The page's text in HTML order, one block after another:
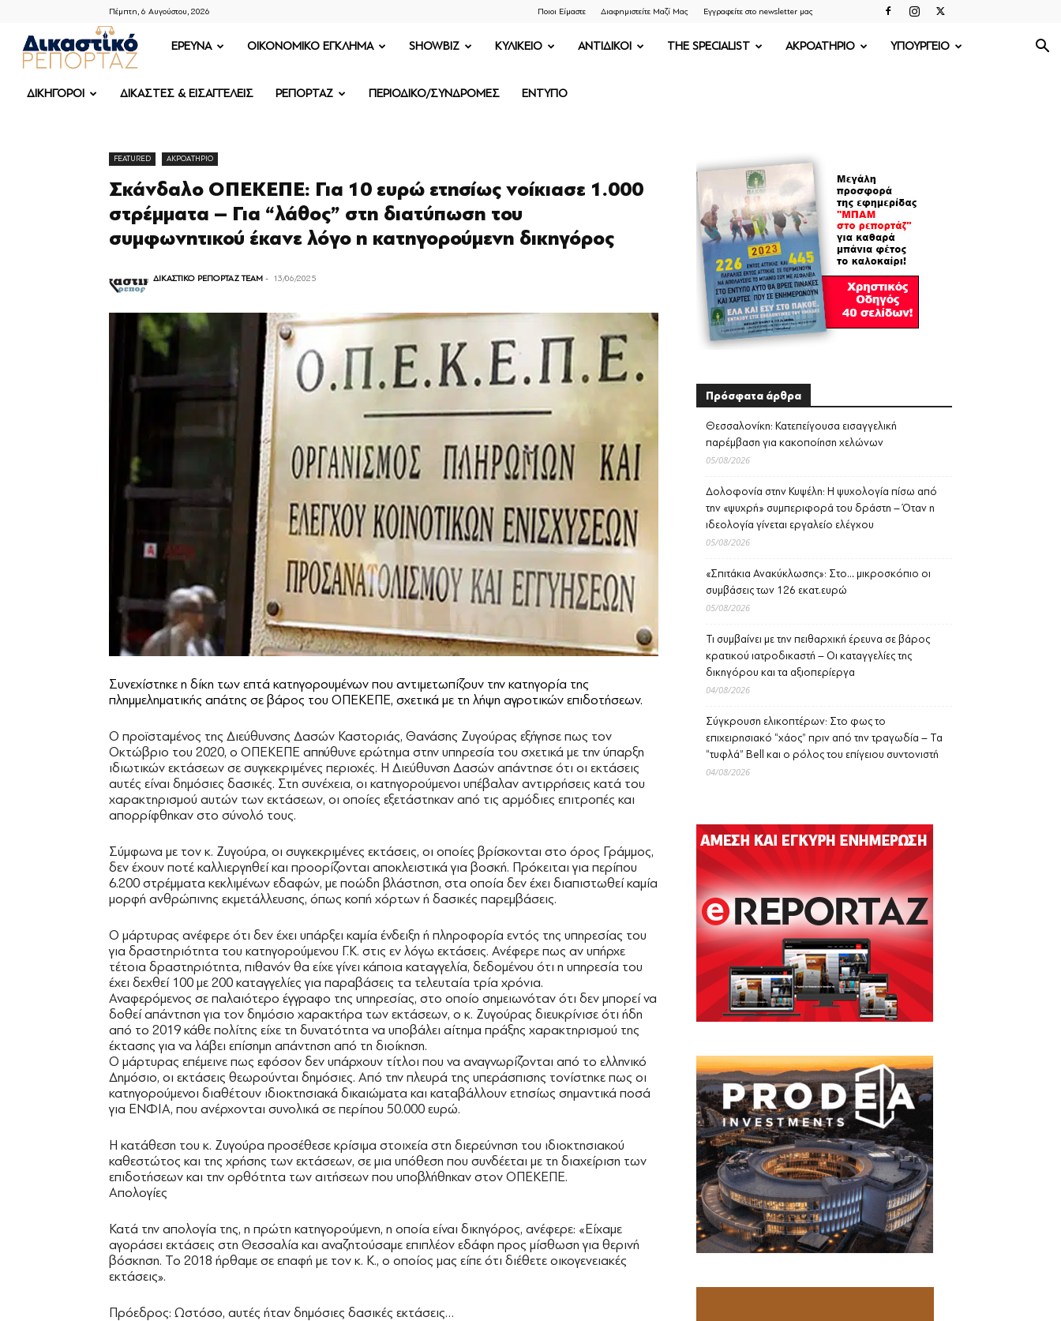
Πέμπτη, 6 Αυγούστου, 2026 Ποιοι Είμαστε Διαφημιστείτε Μαζί Μας Εγγραφείτε στο newsletter μας
ΔΙΚΑΣΤΙΚΟ
ΡΕΠΟΡΤΑΖ
ΕΡΕΥΝΑ OIKONOMIKO ΕΓΚΛΗΜΑ SHOWBIZ ΚΥΛΙΚΕΙΟ ΑΝΤΙΔΙΚΟΙ THE SPECIALIST ΑΚΡΟΑΤΗΡΙΟ ΥΠΟΥΡΓΕΙΟ
ΔΙΚΗΓΟΡΟΙ ΔΙΚΑΣΤΕΣ & ΕΙΣΑΓΓΕΛΕΙΣ ΡΕΠΟΡΤΑΖ ΠΕΡΙΟΔΙΚΟ/ΣΥΝΔΡΟΜΕΣ ΕΝΤΥΠΟ
FEATURED ΑΚΡΟΑΤΗΡΙΟ
Σκάνδαλο ΟΠΕΚΕΠΕ: Για 10 ευρώ ετησίως νοίκιασε 1.000
στρέμματα – Για “λάθος” στη διατύπωση του
συμφωνητικού έκανε λόγο η κατηγορούμενη δικηγόρος
ΔΙΚΑΣΤΙΚΟ ΡΕΠΟΡΤΑΖ TEAM - 13/06/2025
Συνεχίστηκε η δίκη των επτά κατηγορουμένων που αντιμετωπίζουν την κατηγορία της
πλημμεληματικής απάτης σε βάρος του ΟΠΕΚΕΠΕ, σχετικά με τη λήψη αγροτικών επιδοτήσεων.
Ο προϊσταμένος της Διεύθυνσης Δασών Καστοριάς, Θανάσης Ζυγούρας εξήγησε πως τον
Οκτώβριο του 2020, ο ΟΠΕΚΕΠΕ απηύθυνε ερώτημα στην υπηρεσία του σχετικά με την ύπαρξη
ιδιωτικών εκτάσεων σε συγκεκριμένες περιοχές. Η Διεύθυνση Δασών απάντησε ότι οι εκτάσεις
αυτές είναι δημόσιες δασικές. Στη συνέχεια, οι κατηγορούμενοι υπέβαλαν αντιρρήσεις κατά του
χαρακτηρισμού αυτών των εκτάσεων, οι οποίες εξετάστηκαν από τις αρμόδιες επιτροπές και
απορρίφθηκαν στο σύνολό τους.
Σύμφωνα με τον κ. Ζυγούρα, οι συγκεκριμένες εκτάσεις, οι οποίες βρίσκονται στο όρος Γράμμος,
δεν έχουν ποτέ καλλιεργηθεί και προορίζονται αποκλειστικά για βοσκή. Πρόκειται για περίπου
6.200 στρέμματα κεκλιμένων εδαφών, με ποώδη βλάστηση, στα οποία δεν έχει διαπιστωθεί καμία
μορφή ανθρώπινης εκμετάλλευσης, όπως κοπή χόρτων ή δασικές παρεμβάσεις.
Ο μάρτυρας ανέφερε ότι δεν έχει υπάρξει καμία ένδειξη ή πληροφορία εντός της υπηρεσίας του
για δραστηριότητα του κατηγορούμενου Γ.Κ. στις εν λόγω εκτάσεις. Ανέφερε πως αν υπήρχε
τέτοια δραστηριότητα, πιθανόν θα είχε γίνει κάποια καταγγελία, δεδομένου ότι η υπηρεσία του
έχει δεχθεί 100 με 200 καταγγελίες για παραβάσεις τα τελευταία τρία χρόνια.
Αναφερόμενος σε παλαιότερο έγγραφο της υπηρεσίας, στο οποίο σημειωνόταν ότι δεν μπορεί να
δοθεί απάντηση για τον δημόσιο χαρακτήρα των εκτάσεων, ο κ. Ζυγούρας διευκρίνισε ότι ήδη
από το 2019 κάθε πολίτης είχε τη δυνατότητα να υποβάλει αίτημα πράξης χαρακτηρισμού της
έκτασης για να λάβει επίσημη απάντηση από τη διοίκηση.
Ο μάρτυρας επέμεινε πως εφόσον δεν υπάρχουν τίτλοι που να αναγνωρίζονται από το ελληνικό
Δημόσιο, οι εκτάσεις θεωρούνται δημόσιες. Από την πλευρά της υπεράσπισης τονίστηκε πως οι
κατηγορούμενοι διαθέτουν ιδιοκτησιακά δικαιώματα και καταβάλλουν ετησίως σημαντικά ποσά
για ΕΝΦΙΑ, που ανέρχονται συνολικά σε περίπου 50.000 ευρώ.
Η κατάθεση του κ. Ζυγούρα προσέθεσε κρίσιμα στοιχεία στη διερεύνηση του ιδιοκτησιακού
καθεστώτος και της χρήσης των εκτάσεων, σε μια υπόθεση που συνδέεται με τη διαχείριση των
επιδοτήσεων και την ορθότητα των αιτήσεων που υποβλήθηκαν στον ΟΠΕΚΕΠΕ.
Απολογίες
Κατά την απολογία της, η πρώτη κατηγορούμενη, η οποία είναι δικηγόρος, ανέφερε: «Είχαμε
αγοράσει εκτάσεις στη Θεσσαλία και αναζητούσαμε επιπλέον εδάφη προς μίσθωση για θερινή
βόσκηση. Το 2018 ήρθαμε σε επαφή με τον κ. Κ., ο οποίος μας είπε ότι διέθετε οικογενειακές
εκτάσεις».
Πρόεδρος: Ωστόσο, αυτές ήταν δημόσιες δασικές εκτάσεις…
Πρόσφατα άρθρα
Θεσσαλονίκη: Κατεπείγουσα εισαγγελική
παρέμβαση για κακοποίηση χελώνων
05/08/2026
Δολοφονία στην Κυψέλη: Η ψυχολογία πίσω από
την «ψυχρή» συμπεριφορά του δράστη – Όταν η
ιδεολογία γίνεται εργαλείο ελέγχου
05/08/2026
«Σπιτάκια Ανακύκλωσης»: Στο… μικροσκόπιο οι
συμβάσεις των 126 εκατ.ευρώ
05/08/2026
Τι συμβαίνει με την πειθαρχική έρευνα σε βάρος
κρατικού ιατροδικαστή – Οι καταγγελίες της
δικηγόρου και τα αξιοπερίεργα
04/08/2026
Σύγκρουση ελικοπτέρων: Στο φως το
επιχειρησιακό “χάος” πριν από την τραγωδία – Τα
“τυφλά” Bell και ο ρόλος του επίγειου συντονιστή
04/08/2026